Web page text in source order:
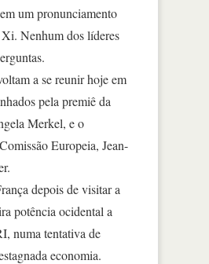
um pronunciamento
Nenhum dos líderes
a se reunir hoje em
pela premiê da
Merkel, e o
Europeia, Jean-
depois de visitar a
potência ocidental a
numa tentativa de
economia.